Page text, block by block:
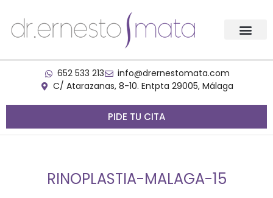
652 533 213
info@drernestomata.com
C/ Atarazanas, 8-10. Entpta 29005, Málaga
PIDE TU CITA
RINOPLASTIA-MALAGA-15